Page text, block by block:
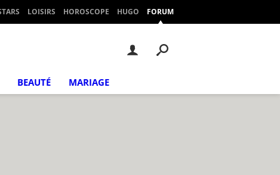
LOISIRS HOROSCOPE HUGO FORUM
BEAUTÉ MARIAGE